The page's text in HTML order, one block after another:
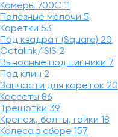
Камеры 700C 11
Полезные мелочи 5
Каретки 53
Под квадрат (Square) 20
Octalink/ISIS 2
Выносные подшипники 7
Под клин 2
Запчасти для кареток 20
Кассеты 86
Трещотки 39
Крепеж, болты, гайки 18
Колеса в сборе 157